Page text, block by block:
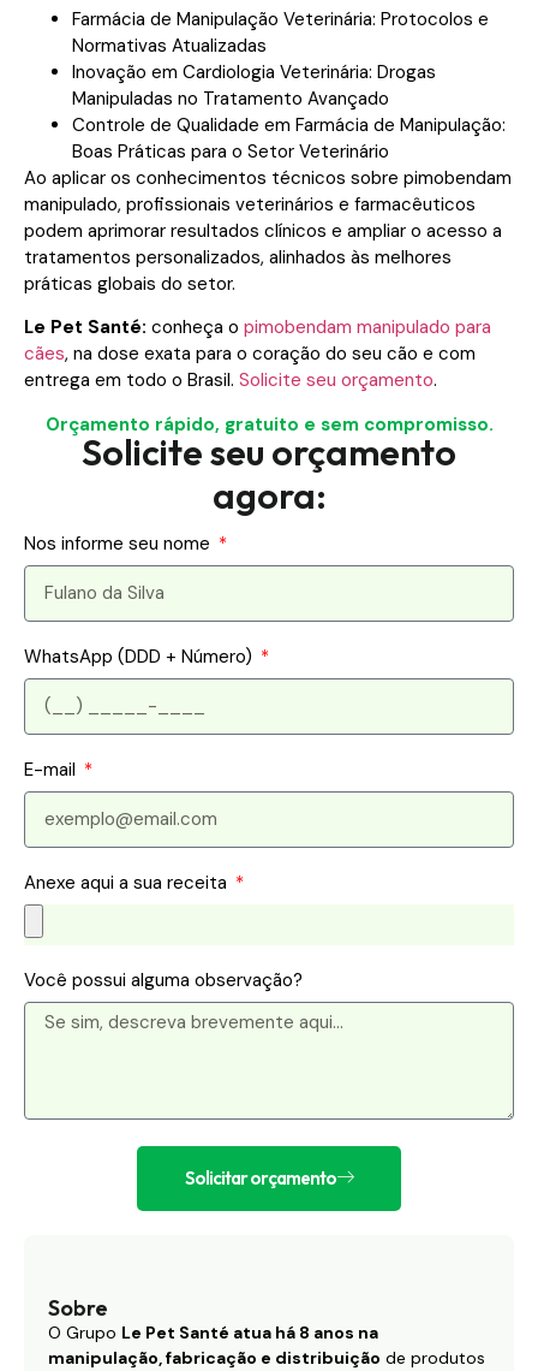
Sobre
O Grupo Le Pet Santé atua há 8 anos na
manipulação, fabricação e distribuição de produtos
Farmácia de Manipulação Veterinária: Protocolos e
Normativas Atualizadas
Inovação em Cardiologia Veterinária: Drogas
Manipuladas no Tratamento Avançado
Controle de Qualidade em Farmácia de Manipulação:
Boas Práticas para o Setor Veterinário
Ao aplicar os conhecimentos técnicos sobre pimobendam
manipulado, profissionais veterinários e farmacêuticos
podem aprimorar resultados clínicos e ampliar o acesso a
tratamentos personalizados, alinhados às melhores
práticas globais do setor.
Le Pet Santé: conheça o pimobendam manipulado para
cães, na dose exata para o coração do seu cão e com
entrega em todo o Brasil. Solicite seu orçamento.
Orçamento rápido, gratuito e sem compromisso.
Solicite seu orçamento
agora:
Nos informe seu nome
WhatsApp (DDD + Número)
E-mail
Anexe aqui a sua receita
Você possui alguma observação?
Solicitar orçamento